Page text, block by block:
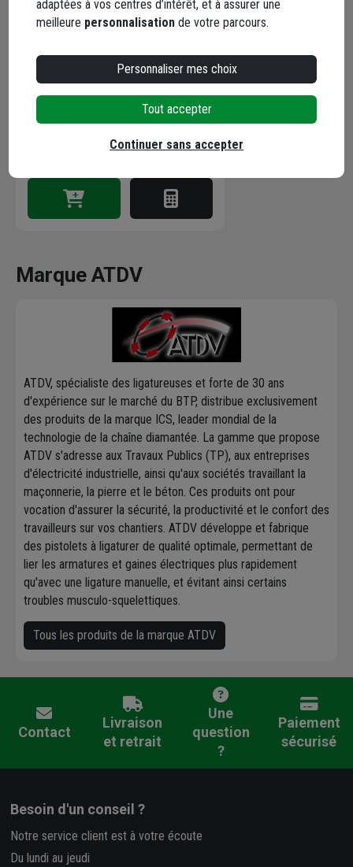
Tenaille russe en acier forgé Edia
- Longueur 250 mm - Poignées
(1 avis)
9,07 €
Choisir une agence pour vérifier le stock
Marque ATDV
ATDV, spécialiste des ligatureuses et forte de 30 ans
d'expérience sur le marché du BTP, distribue exclusivement
des produits de la marque ICS, leader mondial de la
technologie de la chaîne diamantée. La gamme que propose
ATDV s'adresse aux Travaux Publics (TP), aux entreprises
d'électricité industrielle, ainsi qu'aux sociétés travaillant la
maçonnerie, la pierre et le béton. Ces produits ont pour
vocation d'assurer la sécurité, la productivité et le confort des
travailleurs sur vos chantiers. ATDV développe et fabrique
des pistolets à ligaturer de qualité optimale, permettant de
lier les armatures et gaines électriques plus rapidement
qu'avec une ligature manuelle, et évitant ainsi certains
troubles musculo-squelettiques.
Tous les produits de la marque ATDV
Contact
Livraison
et retrait
Une
question
?
Paiement
sécurisé
Besoin d'un conseil ?
Notre service client est à votre écoute
Du lundi au jeudi
adaptées à vos centres d’intérêt, et à assurer une
meilleure personnalisation de votre parcours.
Personnaliser mes choix
Tout accepter
Continuer sans accepter